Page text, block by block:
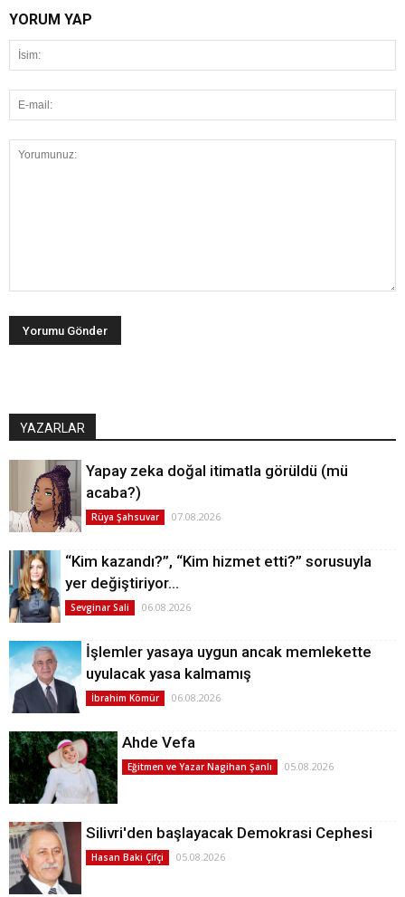
YORUM YAP
YAZARLAR
Yapay zeka doğal itimatla görüldü (mü
acaba?)
Rüya Şahsuvar 07.08.2026
“Kim kazandı?”, “Kim hizmet etti?” sorusuyla
yer değiştiriyor…
Sevginar Sali 06.08.2026
İşlemler yasaya uygun ancak memlekette
uyulacak yasa kalmamış
İbrahim Kömür 06.08.2026
Ahde Vefa
Eğitmen ve Yazar Nagihan Şanlı 05.08.2026
Silivri'den başlayacak Demokrasi Cephesi
Hasan Baki Çifçi 05.08.2026